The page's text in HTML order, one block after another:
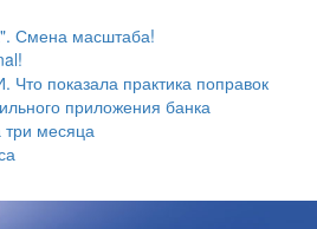
Смена масштаба!
показала практика поправок
приложения банка
три месяца